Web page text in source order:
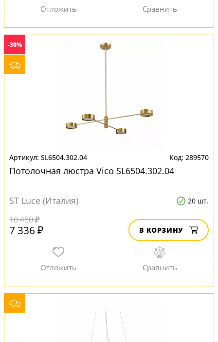
-30%
SL6504.302.04 289570
Потолочная люстра Vico SL6504.302.04
ST Luce (Италия) 20 шт.
10 480 ₽
7 336 ₽ В КОРЗИНУ